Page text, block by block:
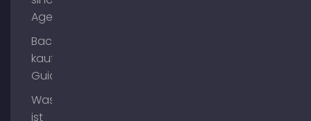
Agents?
Backlinks
kaufen
Guide
Was
ist